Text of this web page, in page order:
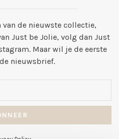
de nieuwste collectie,
Just be Jolie, volg dan Just
Maar wil je de eerste
nieuwsbrief.